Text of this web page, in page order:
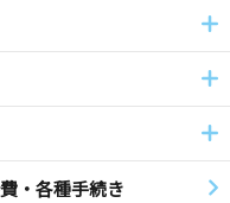
・各種手続き